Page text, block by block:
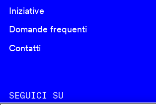
Iniziative
Domande frequenti
Contatti
SEGUICI SU